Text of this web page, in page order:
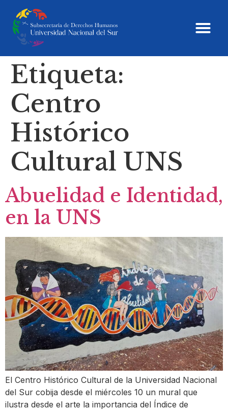
Etiqueta:
Centro
Histórico
Cultural UNS
Abuelidad e Identidad,
en la UNS
El Centro Histórico Cultural de la Universidad Nacional
del Sur cobija desde el miércoles 10 un mural que
ilustra desde el arte la importancia del Índice de